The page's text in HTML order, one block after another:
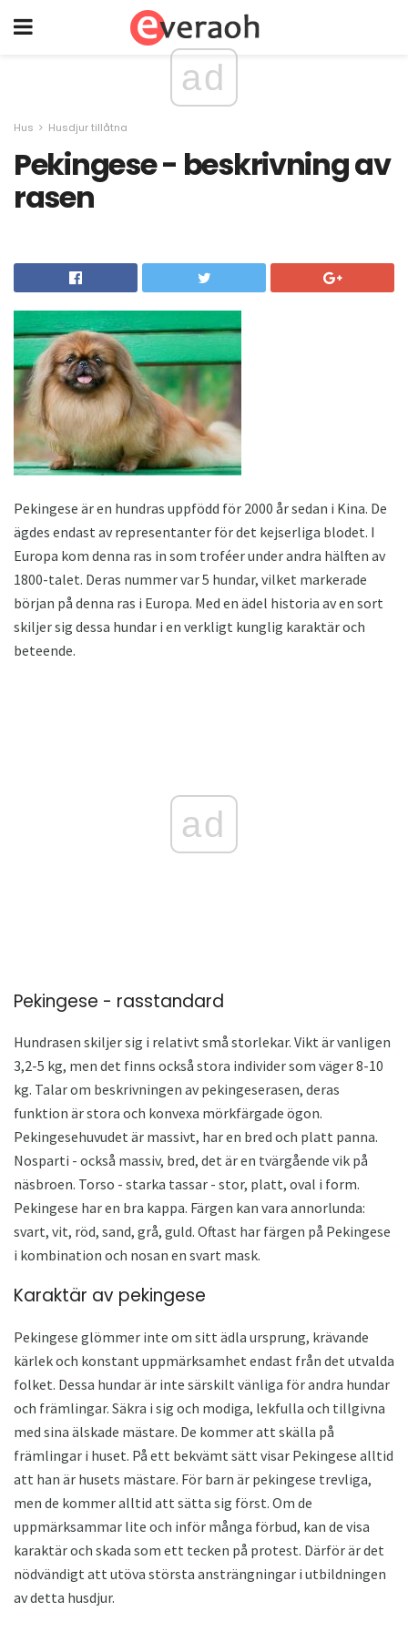
ad
Hus Husdjur tillåtna
Pekingese - beskrivning av
rasen
Pekingese är en hundras uppfödd för 2000 år sedan i Kina. De
ägdes endast av representanter för det kejserliga blodet. I
Europa kom denna ras in som troféer under andra hälften av
1800-talet. Deras nummer var 5 hundar, vilket markerade
början på denna ras i Europa. Med en ädel historia av en sort
skiljer sig dessa hundar i en verkligt kunglig karaktär och
beteende.
ad
Pekingese - rasstandard
Hundrasen skiljer sig i relativt små storlekar. Vikt är vanligen
3,2-5 kg, men det finns också stora individer som väger 8-10
kg. Talar om beskrivningen av pekingeserasen, deras
funktion är stora och konvexa mörkfärgade ögon.
Pekingesehuvudet är massivt, har en bred och platt panna.
Nosparti - också massiv, bred, det är en tvärgående vik på
näsbroen. Torso - starka tassar - stor, platt, oval i form.
Pekingese har en bra kappa. Färgen kan vara annorlunda:
svart, vit, röd, sand, grå, guld. Oftast har färgen på Pekingese
i kombination och nosan en svart mask.
Karaktär av pekingese
Pekingese glömmer inte om sitt ädla ursprung, krävande
kärlek och konstant uppmärksamhet endast från det utvalda
folket. Dessa hundar är inte särskilt vänliga för andra hundar
och främlingar. Säkra i sig och modiga, lekfulla och tillgivna
med sina älskade mästare. De kommer att skälla på
främlingar i huset. På ett bekvämt sätt visar Pekingese alltid
att han är husets mästare. För barn är pekingese trevliga,
men de kommer alltid att sätta sig först. Om de
uppmärksammar lite och inför många förbud, kan de visa
karaktär och skada som ett tecken på protest. Därför är det
nödvändigt att utöva största ansträngningar i utbildningen
av detta husdjur.